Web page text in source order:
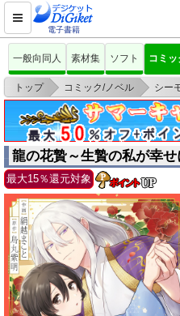
電子書籍
一般向同人 素材集 ソフト コミッ
トップ > コミック/ノベル > シー
龍の花贄～生贄の私が幸せになるま
龍の花贄～生贄の私が幸
最大15％還元対象